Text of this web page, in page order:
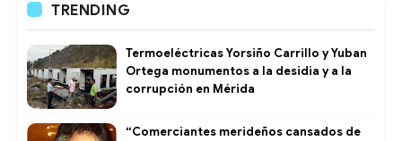
TRENDING
Termoeléctricas Yorsiño Carrillo y Yuban
Ortega monumentos a la desidia y a la
corrupción en Mérida
“Comerciantes merideños cansados de